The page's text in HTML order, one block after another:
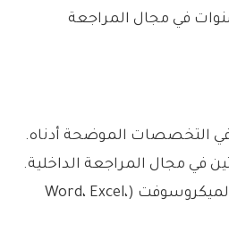
لا تقل عن 8 سنوات في مجال المراجعة
في التخصصات الموضحة أدناه.
في مجال المراجعة الداخلية.
– إلمام كامل لبرامج الميكروسوفت (Word، Excel،